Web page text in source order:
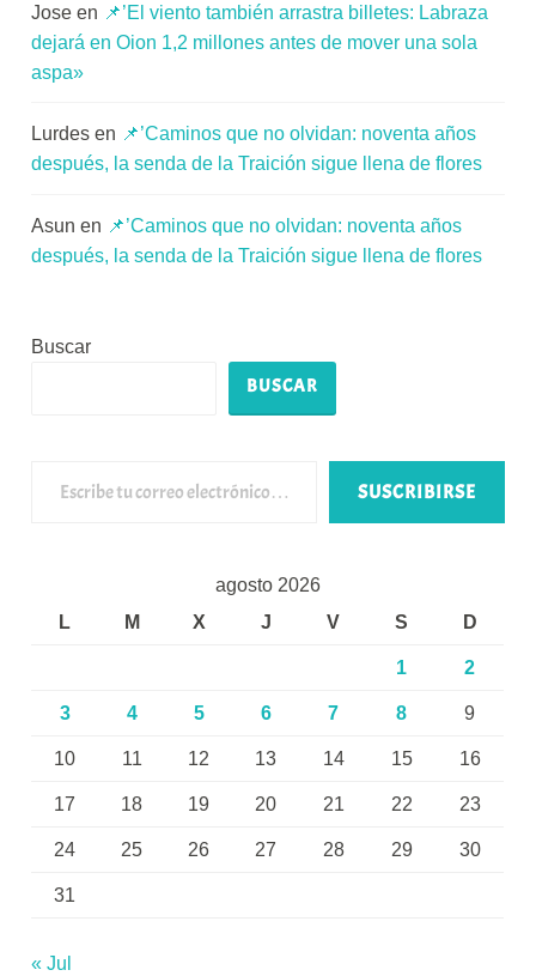
Jose en 📌’El viento también arrastra billetes: Labraza
dejará en Oion 1,2 millones antes de mover una sola
aspa»
Lurdes en 📌’Caminos que no olvidan: noventa años
después, la senda de la Traición sigue llena de flores
Asun en 📌’Caminos que no olvidan: noventa años
después, la senda de la Traición sigue llena de flores
Buscar
BUSCAR
SUSCRIBIRSE
agosto 2026
L
M X J V S D
1 2
3 4 5 6 7 8 9
10 11 12 13 14 15 16
17 18 19 20 21 22 23
24 25 26 27 28 29 30
31
« Jul